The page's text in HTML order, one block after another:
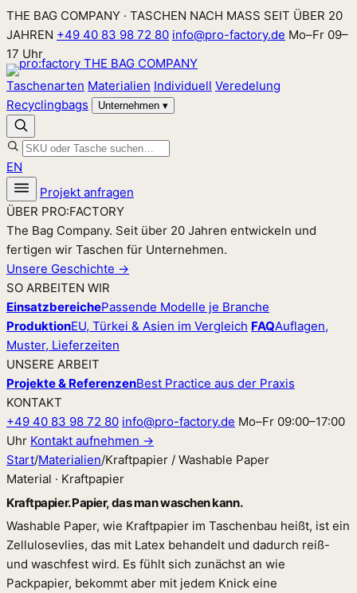
Zum
Inhalt
springen
THE BAG COMPANY · TASCHEN NACH MASS SEIT ÜBER 20
JAHREN +49 40 83 98 72 80 info@pro-factory.de Mo–Fr 09–
17 Uhr
Taschenarten Materialien Individuell Veredelung
Recyclingbags
Unternehmen ▾
EN
Projekt anfragen
ÜBER PRO:FACTORY
The Bag Company. Seit über 20 Jahren entwickeln und
fertigen wir Taschen für Unternehmen.
Unsere Geschichte →
SO ARBEITEN WIR
EinsatzbereichePassende Modelle je Branche
ProduktionEU, Türkei & Asien im Vergleich FAQAuflagen,
Muster, Lieferzeiten
UNSERE ARBEIT
Projekte & ReferenzenBest Practice aus der Praxis
KONTAKT
+49 40 83 98 72 80 info@pro-factory.de Mo–Fr 09:00–17:00
Uhr Kontakt aufnehmen →
Start/Materialien/Kraftpapier / Washable Paper
Material · Kraftpapier
Kraftpapier. Papier, das man waschen kann.
Washable Paper, wie Kraftpapier im Taschenbau heißt, ist ein
Zellulosevlies, das mit Latex behandelt und dadurch reiß-
und waschfest wird. Es fühlt sich zunächst an wie
Packpapier, bekommt aber mit jedem Knick eine